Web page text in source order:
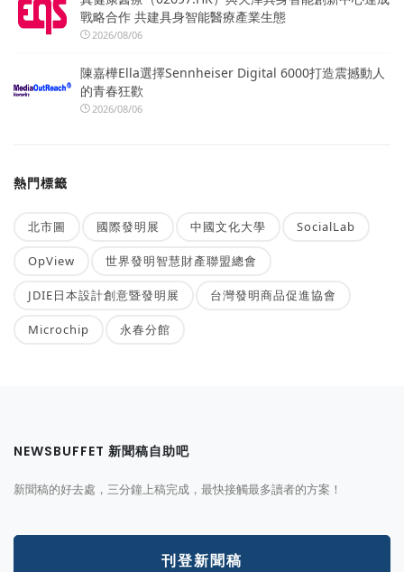
戰略合作 共建具身智能醫療產業生態
2026/08/06
陳嘉樺Ella選擇Sennheiser Digital 6000打造震撼動人
的青春狂歡
2026/08/06
熱門標籤
北市圖 國際發明展 中國文化大學 SocialLab
OpView 世界發明智慧財產聯盟總會
JDIE日本設計創意暨發明展 台灣發明商品促進協會
Microchip 永春分館
NEWSBUFFET 新聞稿自助吧
新聞稿的好去處，三分鐘上稿完成，最快接觸最多讀者的方案！
刊登新聞稿